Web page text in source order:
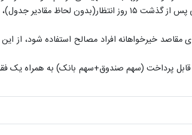
الصلح قبلی، عیناً معادل مبلغ وام دریافتی قبلی که تسویه شده، مجدداً وامی پس از گذشت
خیرخواهانه افراد مصالح استفاده شود، از این
قابل پرداخت (سهم صندوق+سهم بانک) به همراه یک